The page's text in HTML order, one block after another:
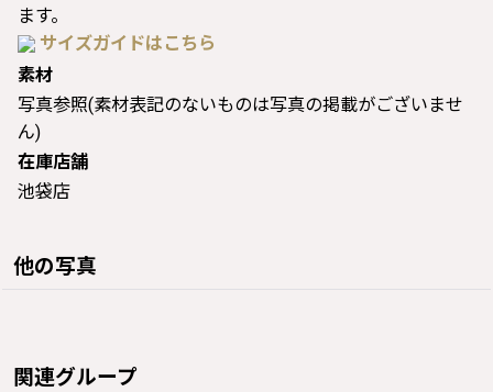
ます。
サイズガイドはこちら
素材
写真参照(素材表記のないものは写真の掲載がございませ
ん)
在庫店舗
池袋店
他の写真
関連グループ